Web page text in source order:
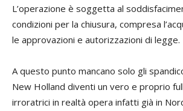
L’operazione è soggetta al
condizioni per la chiusura, compresa
le approvazioni e autorizzazioni di legge.
A questo punto mancano solo gli
New Holland diventi un vero e proprio
irroratrici in realtà opera infatti già in